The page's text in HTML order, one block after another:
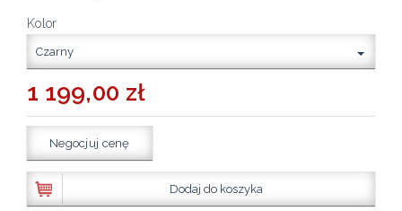
Kolor
Czarny
1 199,00 zł
Negocjuj cenę
Dodaj do koszyka